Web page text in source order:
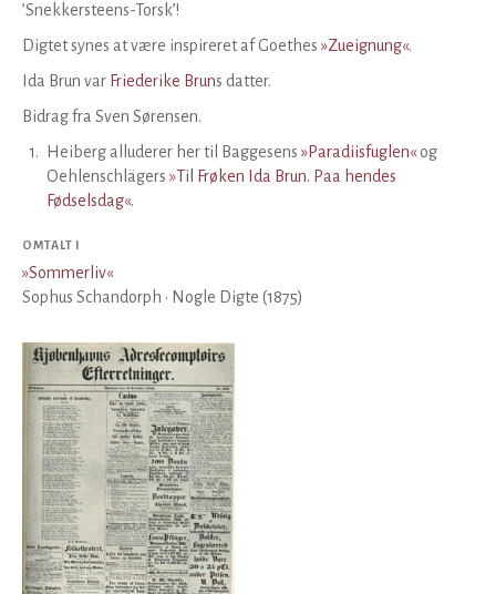
’Snekkersteens-Torsk’!
Digtet synes at være inspireret af Goethes »Zueignung«.
Ida Brun var Friederike Bruns datter.
Bidrag fra Sven Sørensen.
1. Heiberg alluderer her til Baggesens »Paradiisfuglen«og
Oehlenschlägers »Til Frøken Ida Brun. Paa hendes
Fødselsdag«.
OMTALT I
»Sommerliv«
Sophus Schandorph · Nogle Digte (1875)